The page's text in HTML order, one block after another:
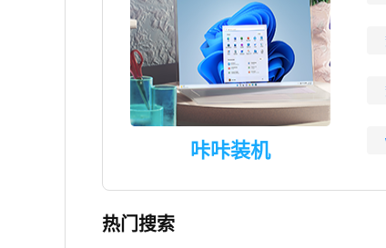
咔咔装机
热门搜索